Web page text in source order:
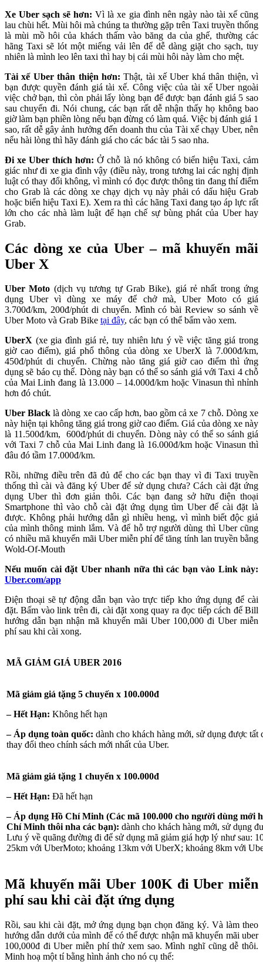
Xe Uber sạch sẽ hơn: Vì là xe gia đình nên ngày nào tài xế cũng
lau chùi hết. Mùi hôi mà chúng ta thường gặp trên Taxi truyền thống
là mùi mồ hôi của khách thấm vào băng da của ghế, thường các
hãng Taxi sẽ lót một miếng vải lên để dễ dàng giặt cho sạch, tuy
nhiên là mình leo lên taxi thì hay bị cái mùi hôi này làm cho mệt.
Tài xế Uber thân thiện hơn: Thật, tài xế Uber khá thân thiện, vì
bạn được quyền đánh giá tài xế. Công việc của tài xế Uber ngoài
việc chở bạn, thì còn phải lấy lòng bạn để được bạn đánh giá 5 sao
sau chuyến đi. Nói chung, các bạn rất dễ nhận thấy họ không bao
giờ làm bạn phiền lòng nếu bạn đừng có làm quá. Việc bị đánh giá 1
sao, rất dễ gây ảnh hưởng đến doanh thu của Tài xế chạy Uber, nên
nếu hài lòng thì hãy đánh giá cho các bác tài 5 sao nha.
Đi xe Uber thích hơn: Ở chỗ là nó không có biển hiệu Taxi, cảm
giác như đi xe gia đình vậy (điều này, trong tương lai các nghị định
luật có thay đổi không, vì mình có đọc được thông tin đang thí điểm
cho Grab là các dòng xe chạy dịch vụ này phải có dấu hiệu Grab
hoặc biển hiệu Taxi E). Xem ra thì các hãng Taxi đang tạo áp lực rất
lớn cho các nhà làm luật để hạn chế sự bùng phát của Uber hay
Grab.
Các dòng xe của Uber – mã khuyến mãi
Uber X
Uber Moto (dịch vụ tương tự Grab Bike), giá rẻ nhất trong ứng
dụng Uber vì dùng xe máy để chở mà, Uber Moto có giá
3.700đ/km, 200đ/phút di chuyển. Mình có bài Review so sánh về
Uber Moto và Grab Bike tại đây, các bạn có thể bấm vào xem.
UberX (xe gia đình giá rẻ, tuy nhiên lưu ý về việc tăng giá trong
giờ cao điểm), giá phổ thông của dòng xe UberX là 7.000đ/km,
450đ/phút di chuyển. Chừng nào tăng giá giờ cao điểm thì ứng
dụng sẽ báo cụ thể. Dòng này bạn có thể so sánh giá với Taxi 4 chỗ
của Mai Linh đang là 13.000 – 14.000đ/km hoặc Vinasun thì nhỉnh
hơn đó chút.
Uber Black là dòng xe cao cấp hơn, bao gồm cả xe 7 chỗ. Dòng xe
này hiện tại không tăng giá trong giờ cao điểm. Giá của dòng xe này
là 11.500đ/km, 600đ/phút di chuyển. Dòng này có thể so sánh giá
với Taxi 7 chỗ của Mai Linh đang là 16.000đ/km hoặc Vinasun thì
đâu đó tầm 17.000đ/km.
Rồi, những điều trên đã đủ để cho các bạn thay vì đi Taxi truyền
thống thì cài và đăng ký Uber để sử dụng chưa? Cách cài đặt ứng
dụng Uber thì đơn giản thôi. Các bạn đang sở hữu điện thoại
Smartphone thì vào chỗ cài đặt ứng dụng tìm Uber để cài đặt là
được. Không phải hướng dẫn gì nhiều heng, vì mình biết độc giả
của mình thông minh lắm. Và để hỗ trợ người dùng thì Uber cũng
có nhiều mã khuyến mãi Uber miễn phí để tăng tính lan truyền bằng
Wold-Of-Mouth
Nếu muốn cài đặt Uber nhanh nữa thì các bạn vào Link này:
Uber.com/app
Điện thoại sẽ tự động dẫn bạn vào trực tiếp kho ứng dụng để cài
đặt. Bấm vào link trên đi, cài đặt xong quay ra đọc tiếp cách để Bill
hướng dẫn bạn nhận mã khuyến mãi Uber 100,000 đi Uber miễn
phí sau khi cài xong.
MÃ GIẢM GIÁ UBER 2016
Mã giảm giá tặng 5 chuyến x 100.000đ
– Hết Hạn: Không hết hạn
– Áp dụng toàn quốc: dành cho khách hàng mới, sử dụng được tất
thay đổi theo chính sách mới nhất của Uber.
Mã giảm giá tặng 1 chuyến x 100.000đ
– Hết Hạn: Đã hết hạn
– Áp dụng Hồ Chí Minh (Các mã 100.000 cho người dùng mới
Chí Minh thôi nha các bạn): dành cho khách hàng mới, sử dụng
Lưu ý về quãng đường đi để sử dụng mã giảm giá hợp lý như sau:
25km với UberMoto; khoảng 13km với UberX; khoảng 8km với
Mã khuyến mãi Uber 100K đi Uber miễn
phí sau khi cài đặt ứng dụng
Rồi, sau khi cài đặt, mở ứng dụng bạn chọn đăng ký. Và làm theo
hướng dẫn dưới của mình để có thể được nhận mã khuyến mãi uber
100,000đ đi Uber miễn phí thử xem sao. Mình nghĩ cũng dễ thôi.
Minh hoạ một tí bằng hình ảnh cho nó cụ thể: